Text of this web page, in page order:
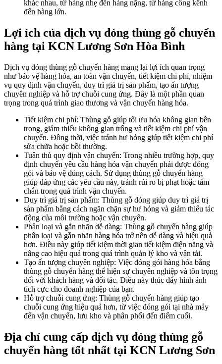
khác nhau, từ hàng nhẹ đến hàng nặng, từ hàng cồng kềnh
đến hàng lớn.
Lợi ích của dịch vụ đóng thùng gỗ chuyển
hàng tại KCN Lương Sơn Hòa Bình
Dịch vụ đóng thùng gỗ chuyển hàng mang lại lợi ích quan trọng
như bảo vệ hàng hóa, an toàn vận chuyển, tiết kiệm chi phí, nhiệm
vụ quy định vận chuyển, duy trì giá trị sản phẩm, tạo ấn tượng
chuyên nghiệp và hỗ trợ chuỗi cung ứng. Đây là một phần quan
trọng trong quá trình giao thương và vận chuyển hàng hóa.
Tiết kiệm chi phí: Thùng gỗ giúp tối ưu hóa không gian bên
trong, giảm thiểu không gian trống và tiết kiệm chi phí vận
chuyển. Đồng thời, việc tránh hư hỏng giúp tiết kiệm chi phí
sửa chữa hoặc bồi thường.
Tuân thủ quy định vận chuyển: Trong nhiều trường hợp, quy
định chuyển yêu cầu hàng hóa vận chuyển phải được đóng
gói và bảo vệ đúng cách. Sử dụng thùng gỗ chuyển hàng
giúp đáp ứng các yêu cầu này, tránh rủi ro bị phạt hoặc tấm
chắn trong quá trình vận chuyển.
Duy trì giá trị sản phẩm: Thùng gỗ đóng giúp duy trì giá trị
sản phẩm bằng cách ngăn chặn sự hư hỏng và giảm thiểu tác
động của môi trường hoặc vận chuyển.
Phân loại và gắn nhãn dễ dàng: Thùng gỗ chuyển hàng giúp
phân loại và gắn nhãn hàng hóa trở nên dễ dàng và hiệu quả
hơn. Điều này giúp tiết kiệm thời gian tiết kiệm điện năng và
nâng cao hiệu quả trong quá trình quản lý kho và vận tải.
Tạo ấn tượng chuyên nghiệp: Việc đóng gói hàng hóa bằng
thùng gỗ chuyển hàng thể hiện sự chuyên nghiệp và tôn trọng
đối với khách hàng và đối tác. Điều này thúc đẩy hình ảnh
tích cực cho doanh nghiệp của bạn.
Hỗ trợ chuỗi cung ứng: Thùng gỗ chuyển hàng giúp tạo
chuỗi cung ứng hiệu quả hơn, từ việc đóng gói tại nhà máy
đến vận chuyển, lưu kho và phân phối đến điểm cuối.
Địa chỉ cung cấp dịch vụ đóng thùng gỗ
chuyển hàng tốt nhất tại KCN Lương Sơn